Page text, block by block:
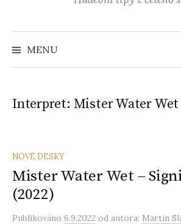
MENU
Interpret: Mister Water Wet
NOVÉ DESKY
Mister Water Wet –
(2022)
Publikováno 6.9.2022 od autora: Martin